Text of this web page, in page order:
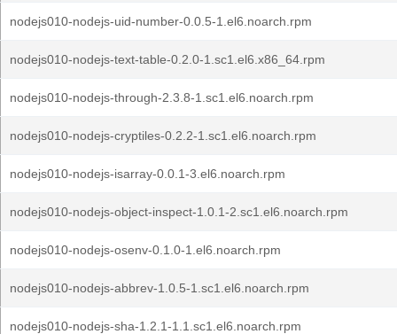
nodejs010-nodejs-uid-number-0.0.5-1.el6.noarch.rpm
nodejs010-nodejs-text-table-0.2.0-1.sc1.el6.x86_64.rpm
nodejs010-nodejs-through-2.3.8-1.sc1.el6.noarch.rpm
nodejs010-nodejs-cryptiles-0.2.2-1.sc1.el6.noarch.rpm
nodejs010-nodejs-isarray-0.0.1-3.el6.noarch.rpm
nodejs010-nodejs-object-inspect-1.0.1-2.sc1.el6.noarch.rpm
nodejs010-nodejs-osenv-0.1.0-1.el6.noarch.rpm
nodejs010-nodejs-abbrev-1.0.5-1.sc1.el6.noarch.rpm
nodejs010-nodejs-sha-1.2.1-1.1.sc1.el6.noarch.rpm